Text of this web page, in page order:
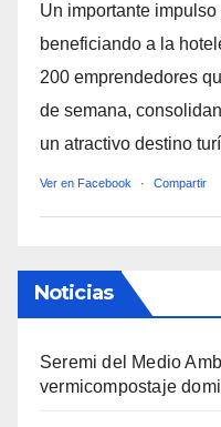
Un importante
beneficiando a la
200 emprendedores
de semana,
un atractivo destino
Ver en Facebook · Compartir
Noticias
Seremi del Medio
vermicompostaje